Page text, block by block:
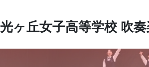
光ヶ丘女子高等学校 吹